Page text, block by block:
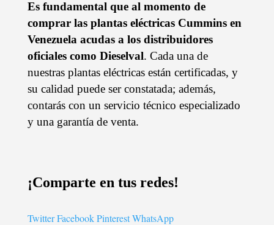
Es fundamental que al momento de
comprar las plantas eléctricas Cummins en
Venezuela acudas a los distribuidores
oficiales como Dieselval. Cada una de
nuestras plantas eléctricas están certificadas, y
su calidad puede ser constatada; además,
contarás con un servicio técnico especializado
y una garantía de venta.
¡Comparte en tus redes!
Twitter Facebook PinterestWhatsApp